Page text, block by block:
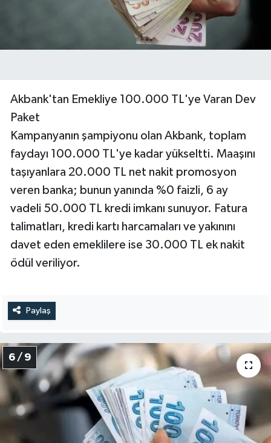
Akbank'tan Emekliye 100.000 TL'ye Varan Dev
Paket
Kampanyanın şampiyonu olan Akbank, toplam
faydayı 100.000 TL'ye kadar yükseltti. Maaşını
taşıyanlara 20.000 TL net nakit promosyon
veren banka; bunun yanında %0 faizli, 6 ay
vadeli 50.000 TL kredi imkanı sunuyor. Fatura
talimatları, kredi kartı harcamaları ve yakınını
davet eden emeklilere ise 30.000 TL ek nakit
ödül veriliyor.
Paylaş
6 / 9